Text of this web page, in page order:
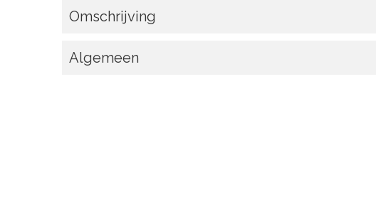
Omschrijving
Algemeen